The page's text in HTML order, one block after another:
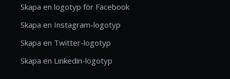
Skapa en logotyp för Facebook
Skapa en Instagram-logotyp
Skapa en Twitter-logotyp
Skapa en Linkedin-logotyp